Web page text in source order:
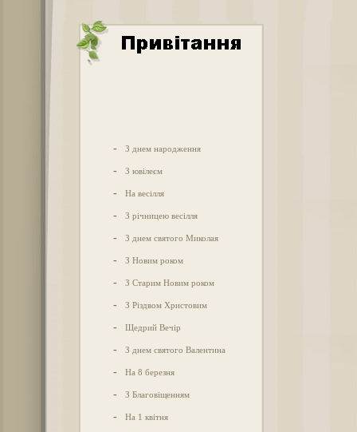
- З днем народження
- З ювілеєм
- На весілля
- З річницею весілля
- З днем святого Миколая
- З Новим роком
- З Старим Новим роком
- З Різдвом Христовим
- Щедрий Вечір
- З днем святого Валентина
- На 8 березня
- З Благовіщенням
- На 1 квітня